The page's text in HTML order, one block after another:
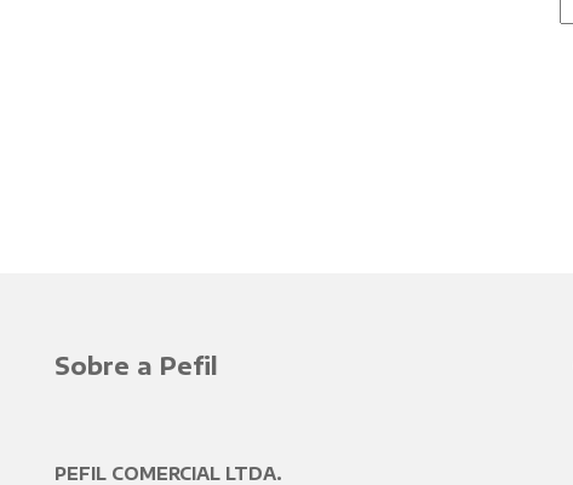
Sobre a Pefil
PEFIL COMERCIAL LTDA.